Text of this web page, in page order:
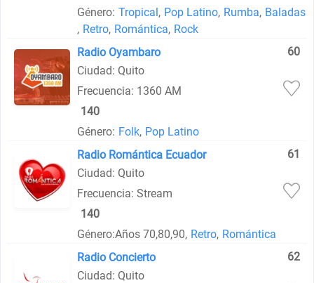
Género: Tropical, Pop Latino, Rumba, Baladas
, Retro, Romántica, Rock
Radio Oyambaro
60
Ciudad: Quito
Frecuencia: 1360 AM
140
Género: Folk, Pop Latino
Radio Romántica Ecuador
61
Ciudad: Quito
Frecuencia: Stream
140
Género:Años 70,80,90, Retro, Romántica
Radio Concierto
62
Ciudad: Quito